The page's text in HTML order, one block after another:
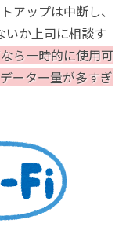
アップは中断し、
いか上司に相談す
ら一時的に使用可
データー量が多すぎ